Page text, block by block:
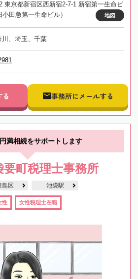
東京都新宿区西新宿2-7-1 新宿第一生命ビ
田急第一生命ビル）
地図
川、埼玉、千葉
事務所にメールする
満相続をサポートします
町税理士事務所
島区 池袋駅
性 女性税理士在籍